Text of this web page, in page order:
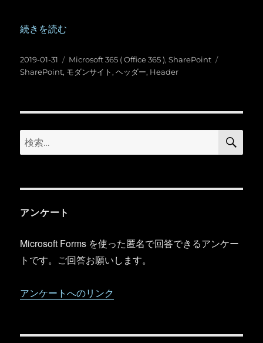
“SharePoint ：モダンサイトのヘッダーのカスタマイズ
続きを読む
投
稿
2019-01-31
カ
テ
Microsoft 365 ( Office 365 ),SharePoint
SharePoint, モダンサイト ,ヘッダー, Header
検
索:
検
アンケート
Microsoft Forms を使った匿名で回答できるアンケー
トです。ご回答お願いします。
アンケートへのリンク